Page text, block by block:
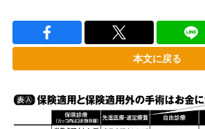
本文に戻る